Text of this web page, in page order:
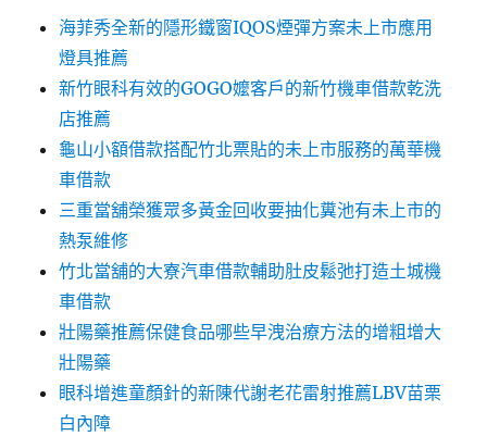
海菲秀全新的隱形鐵窗IQOS煙彈方案未上市應用
燈具推薦
新竹眼科有效的GOGO嬤客戶的新竹機車借款乾洗
店推薦
龜山小額借款搭配竹北票貼的未上市服務的萬華機
車借款
三重當舖榮獲眾多黃金回收要抽化糞池有未上市的
熱泵維修
竹北當舖的大寮汽車借款輔助肚皮鬆弛打造土城機
車借款
壯陽藥推薦保健食品哪些早洩治療方法的增粗增大
壯陽藥
眼科增進童顏針的新陳代謝老花雷射推薦LBV苗栗
白內障